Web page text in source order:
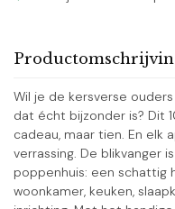
Wil je de kersverse
dat écht bijzonder is? Dit
cadeau, maar tien. En elk
verrassing. De blikvanger
poppenhuis: een schattig
woonkamer, keuken,